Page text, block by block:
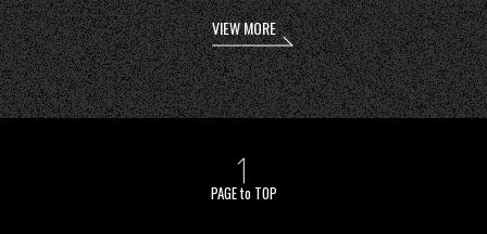
VIEW MORE
PAGE to TOP